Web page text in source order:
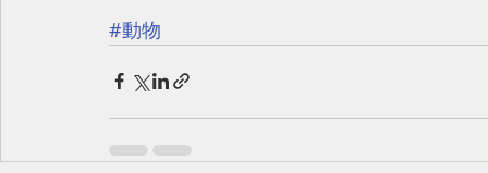
#動物